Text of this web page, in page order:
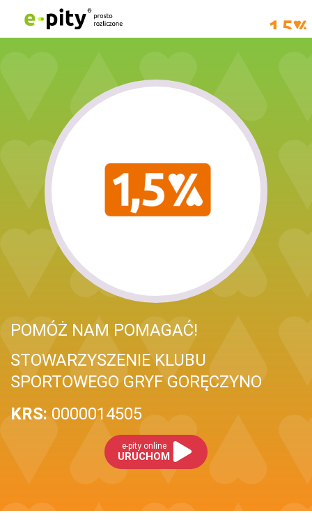
POMÓŻ NAM POMAGAĆ!
STOWARZYSZENIE KLUBU
SPORTOWEGO GRYF GORĘCZYNO
KRS: 0000014505
e-pity online
URUCHOM